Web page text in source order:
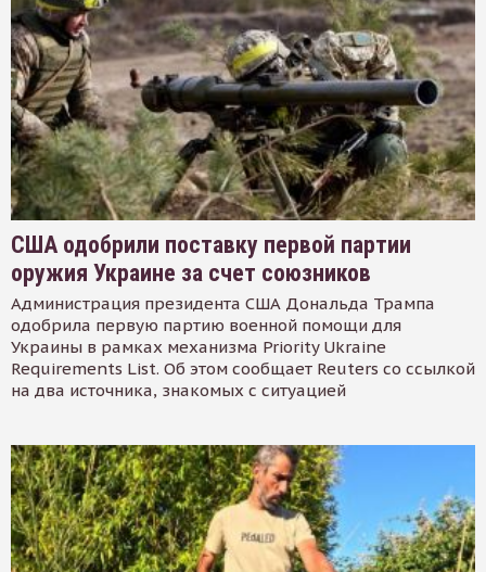
США одобрили поставку первой партии
оружия Украине за счет союзников
Администрация президента США Дональда Трампа
одобрила первую партию военной помощи для
Украины в рамках механизма Priority Ukraine
Requirements List. Об этом сообщает Reuters со ссылкой
на два источника, знакомых с ситуацией